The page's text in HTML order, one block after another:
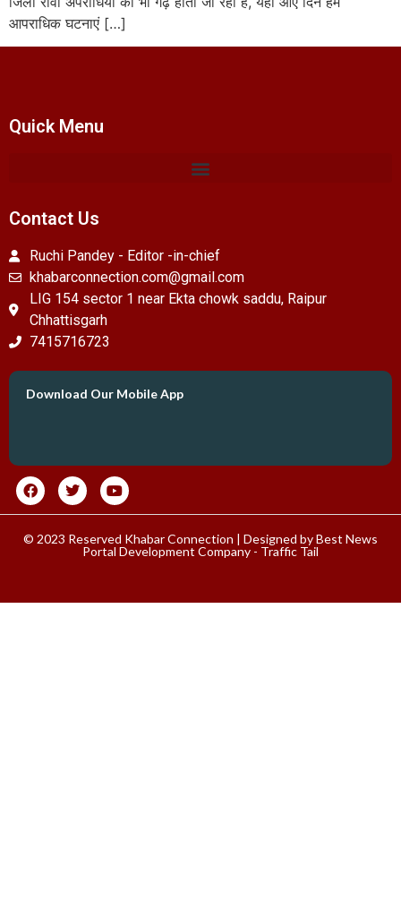
आपराधिक घटनाएं […]
Quick Menu
Contact Us
Ruchi Pandey - Editor -in-chief
khabarconnection.com@gmail.com
LIG 154 sector 1 near Ekta chowk saddu, Raipur
Chhattisgarh
7415716723
Download Our Mobile App
© 2023 Reserved Khabar Connection | Designed byBest News
Portal Development Company - Traffic Tail